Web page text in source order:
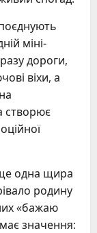
міні-
дороги,
віхи, а
створює
одна щира
родину
«бажаю
значення: